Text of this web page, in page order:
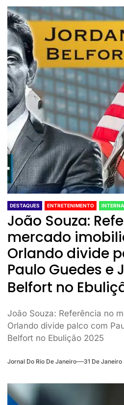
DESTAQUES ENTRETENIMENTO
João Souza:
mercado
Orlando divide
Paulo Guedes e
Belfort no
João Souza: Referência no
Orlando divide palco com
Belfort no Ebulição 2025
Jornal Do Rio De Janeiro 31 De Janeiro